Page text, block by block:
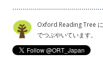
Oxford Reading Tree
でつぶやいています。